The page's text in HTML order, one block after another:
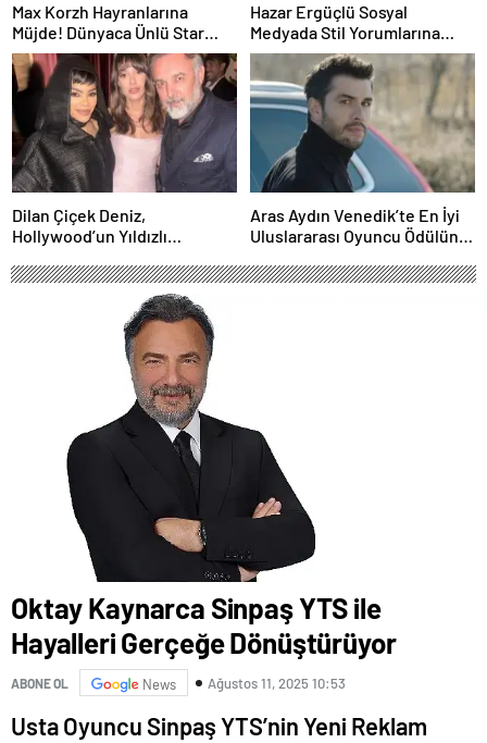
Max Korzh Hayranlarına
Müjde! Dünyaca Ünlü Star
İstanbul’da Canlı
Performansla Hayranlarıyla
Buluşuyor
Hazar Ergüçlü Sosyal
Medyada Stil Yorumlarına
Neden Oldu
Dilan Çiçek Deniz,
Hollywood’un Yıldızlı
Aras Aydın Venedik’te En İyi
Uluslararası Oyuncu Ödülünü
Oktay Kaynarca Sinpaş YTS ile
Hayalleri Gerçeğe Dönüştürüyor
ABONE OL News Ağustos 11, 2025 10:53
Usta Oyuncu Sinpaş YTS’nin Yeni Reklam